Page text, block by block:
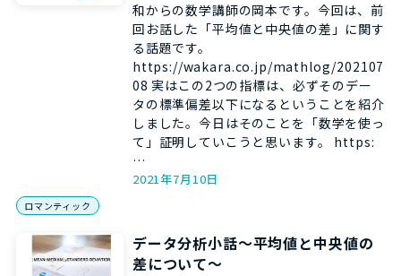
和からの数学講師の岡本です。今回は、前
回お話した「平均値と中央値の差」に関す
る話題です。
https://wakara.co.jp/mathlog/202107
08 実はこの2つの指標は、必ずそのデー
タの標準偏差以下になるということを紹介
しました。今日はそのことを「数学を使っ
て」証明していこうと思います。 https:
…
2021年7月10日
ロマンティック
データ分析小話～平均値と中央値の
差について～